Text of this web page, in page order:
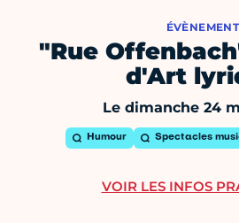
ÉVÈNEMENT
"Rue
d'Art
Le dimanche 24
Humour Spectacles
VOIR LES INFOS